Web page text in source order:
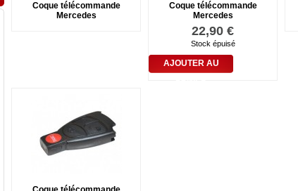
Coque télécommande
Mercedes
Coque télécommande
Mercedes
22,90 €
Stock épuisé
AJOUTER AU